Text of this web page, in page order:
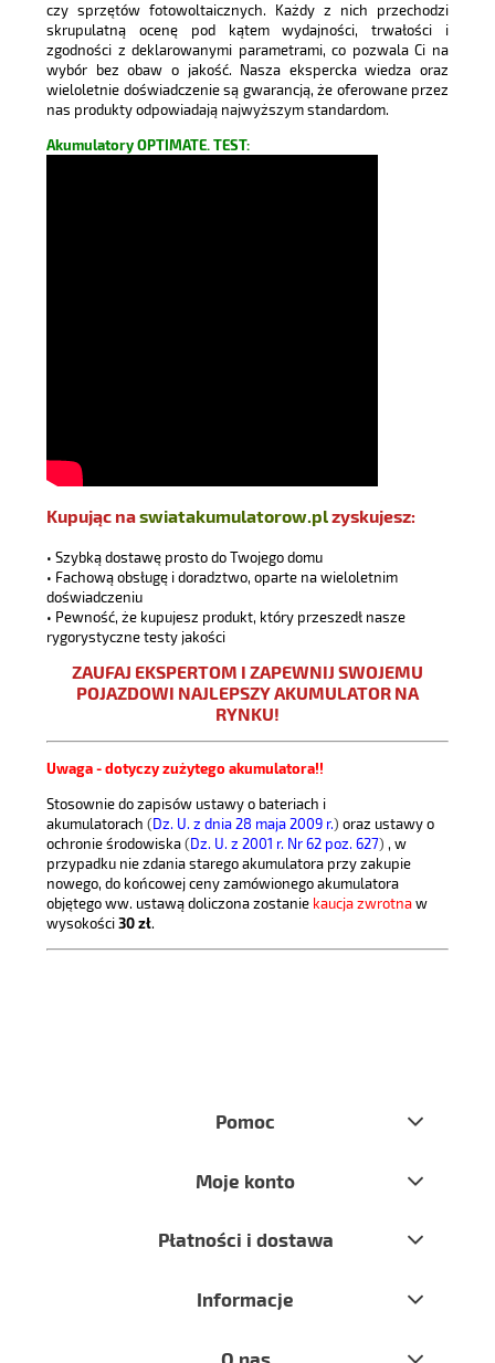
czy sprzętów fotowoltaicznych. Każdy z nich przechodzi
skrupulatną ocenę pod kątem wydajności, trwałości i
zgodności z deklarowanymi parametrami, co pozwala Ci na
wybór bez obaw o jakość. Nasza ekspercka wiedza oraz
wieloletnie doświadczenie są gwarancją, że oferowane przez
nas produkty odpowiadają najwyższym standardom.
Akumulatory OPTIMATE. TEST:
Kupując naswiatakumulatorow.plzyskujesz:
• Szybką dostawę prosto do Twojego domu
• Fachową obsługę i doradztwo, oparte na wieloletnim
doświadczeniu
• Pewność, że kupujesz produkt, który przeszedł nasze
rygorystyczne testy jakości
ZAUFAJ EKSPERTOM I ZAPEWNIJ SWOJEMU
POJAZDOWI NAJLEPSZY AKUMULATOR NA
RYNKU!
Uwaga - dotyczy zużytego akumulatora!!
Stosownie do zapisów ustawy o bateriach i
akumulatorach (Dz. U. z dnia 28 maja 2009 r.) oraz ustawy o
ochronie środowiska(Dz. U. z 2001 r. Nr 62 poz. 627) , w
przypadku nie zdania starego akumulatora przy zakupie
nowego, do końcowej ceny zamówionego akumulatora
objętego ww. ustawą doliczona zostanie kaucja zwrotnaw
wysokości30 zł.
Pomoc
Moje konto
Płatności i dostawa
Informacje